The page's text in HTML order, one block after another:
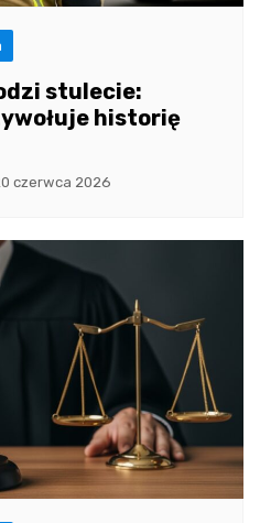
stulecie:
historię
czerwca 2026